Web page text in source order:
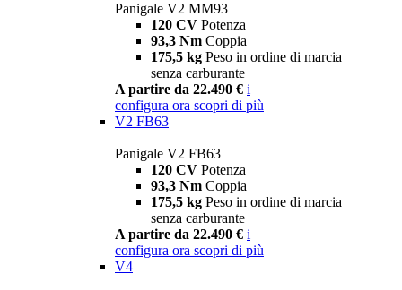
Panigale V2 MM93
120 CV Potenza
93,3 Nm Coppia
175,5 kg Peso in ordine di marcia
senza carburante
A partire da 22.490 € i
configura ora scopri di più
V2 FB63
Panigale V2 FB63
120 CV Potenza
93,3 Nm Coppia
175,5 kg Peso in ordine di marcia
senza carburante
A partire da 22.490 € i
configura ora scopri di più
V4